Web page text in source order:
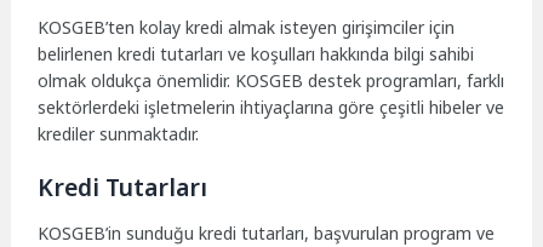
KOSGEB’ten kolay kredi almak isteyen girişimciler için
belirlenen kredi tutarları ve koşulları hakkında bilgi sahibi
olmak oldukça önemlidir. KOSGEB destek programları, farklı
sektörlerdeki işletmelerin ihtiyaçlarına göre çeşitli hibeler ve
krediler sunmaktadır.
Kredi Tutarları
KOSGEB’in sunduğu kredi tutarları, başvurulan program ve